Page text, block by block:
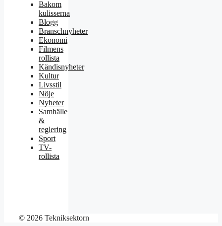
Bakom
kulisserna
Blogg
Branschnyheter
Ekonomi
Filmens
rollista
Kändisnyheter
Kultur
Livsstil
Nöje
Nyheter
Samhälle
&
reglering
Sport
TV-
rollista
© 2026 Tekniksektorn